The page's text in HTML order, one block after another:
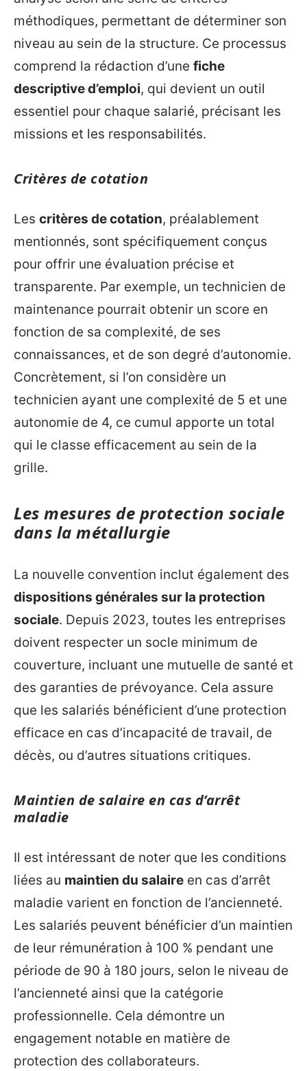
méthodiques, permettant de déterminer son
niveau au sein de la structure. Ce processus
comprend la rédaction d’une fiche
descriptive d’emploi, qui devient un outil
essentiel pour chaque salarié, précisant les
missions et les responsabilités.
Critères de cotation
Les critères de cotation, préalablement
mentionnés, sont spécifiquement conçus
pour offrir une évaluation précise et
transparente. Par exemple, un technicien de
maintenance pourrait obtenir un score en
fonction de sa complexité, de ses
connaissances, et de son degré d’autonomie.
Concrètement, si l’on considère un
technicien ayant une complexité de 5 et une
autonomie de 4, ce cumul apporte un total
qui le classe efficacement au sein de la
grille.
Les mesures de protection sociale
dans la métallurgie
La nouvelle convention inclut également des
dispositions générales sur la protection
sociale. Depuis 2023, toutes les entreprises
doivent respecter un socle minimum de
couverture, incluant une mutuelle de santé et
des garanties de prévoyance. Cela assure
que les salariés bénéficient d’une protection
efficace en cas d’incapacité de travail, de
décès, ou d’autres situations critiques.
Maintien de salaire en cas d’arrêt
maladie
Il est intéressant de noter que les conditions
liées au maintien du salaire en cas d’arrêt
maladie varient en fonction de l’ancienneté.
Les salariés peuvent bénéficier d’un maintien
de leur rémunération à 100 % pendant une
période de 90 à 180 jours, selon le niveau de
l’ancienneté ainsi que la catégorie
professionnelle. Cela démontre un
engagement notable en matière de
protection des collaborateurs.